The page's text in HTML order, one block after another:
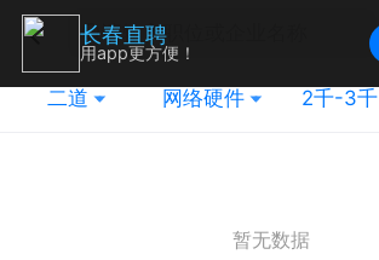
二道 网络硬件 2千-3千
暂无数据
长春直聘
用app更方便！